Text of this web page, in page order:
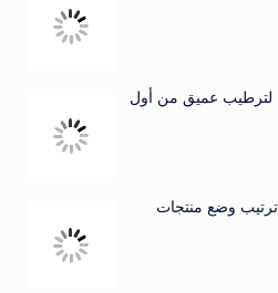
لترطيب عميق من أول
وضع منتجات